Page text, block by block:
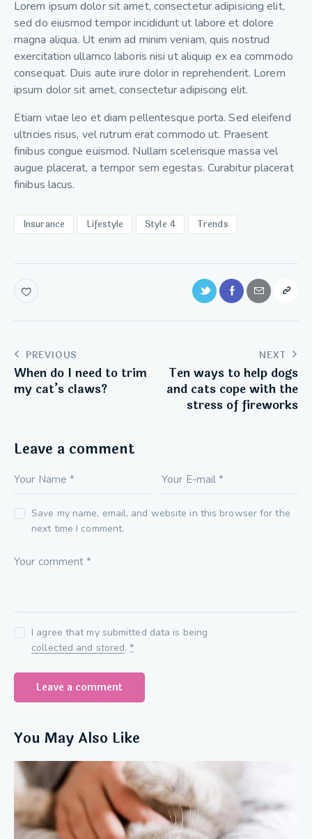
Lorem ipsum dolor sit amet, consectetur adipisicing elit,
sed do eiusmod tempor incididunt ut labore et dolore
magna aliqua. Ut enim ad minim veniam, quis nostrud
exercitation ullamco laboris nisi ut aliquip ex ea commodo
consequat. Duis aute irure dolor in reprehenderit. Lorem
ipsum dolor sit amet, consectetur adipiscing elit.
Etiam vitae leo et diam pellentesque porta. Sed eleifend
ultricies risus, vel rutrum erat commodo ut. Praesent
finibus congue euismod. Nullam scelerisque massa vel
augue placerat, a tempor sem egestas. Curabitur placerat
finibus lacus.
Insurance Lifestyle Style 4 Trends
PREVIOUS
When do I need to trim
my cat’s claws?
NEXT
Ten ways to help dogs
and cats cope with the
stress of fireworks
Leave a comment
Save my name, email, and website in this browser for the
next time I comment.
I agree that my submitted data is being
collected and stored.*
You May Also Like